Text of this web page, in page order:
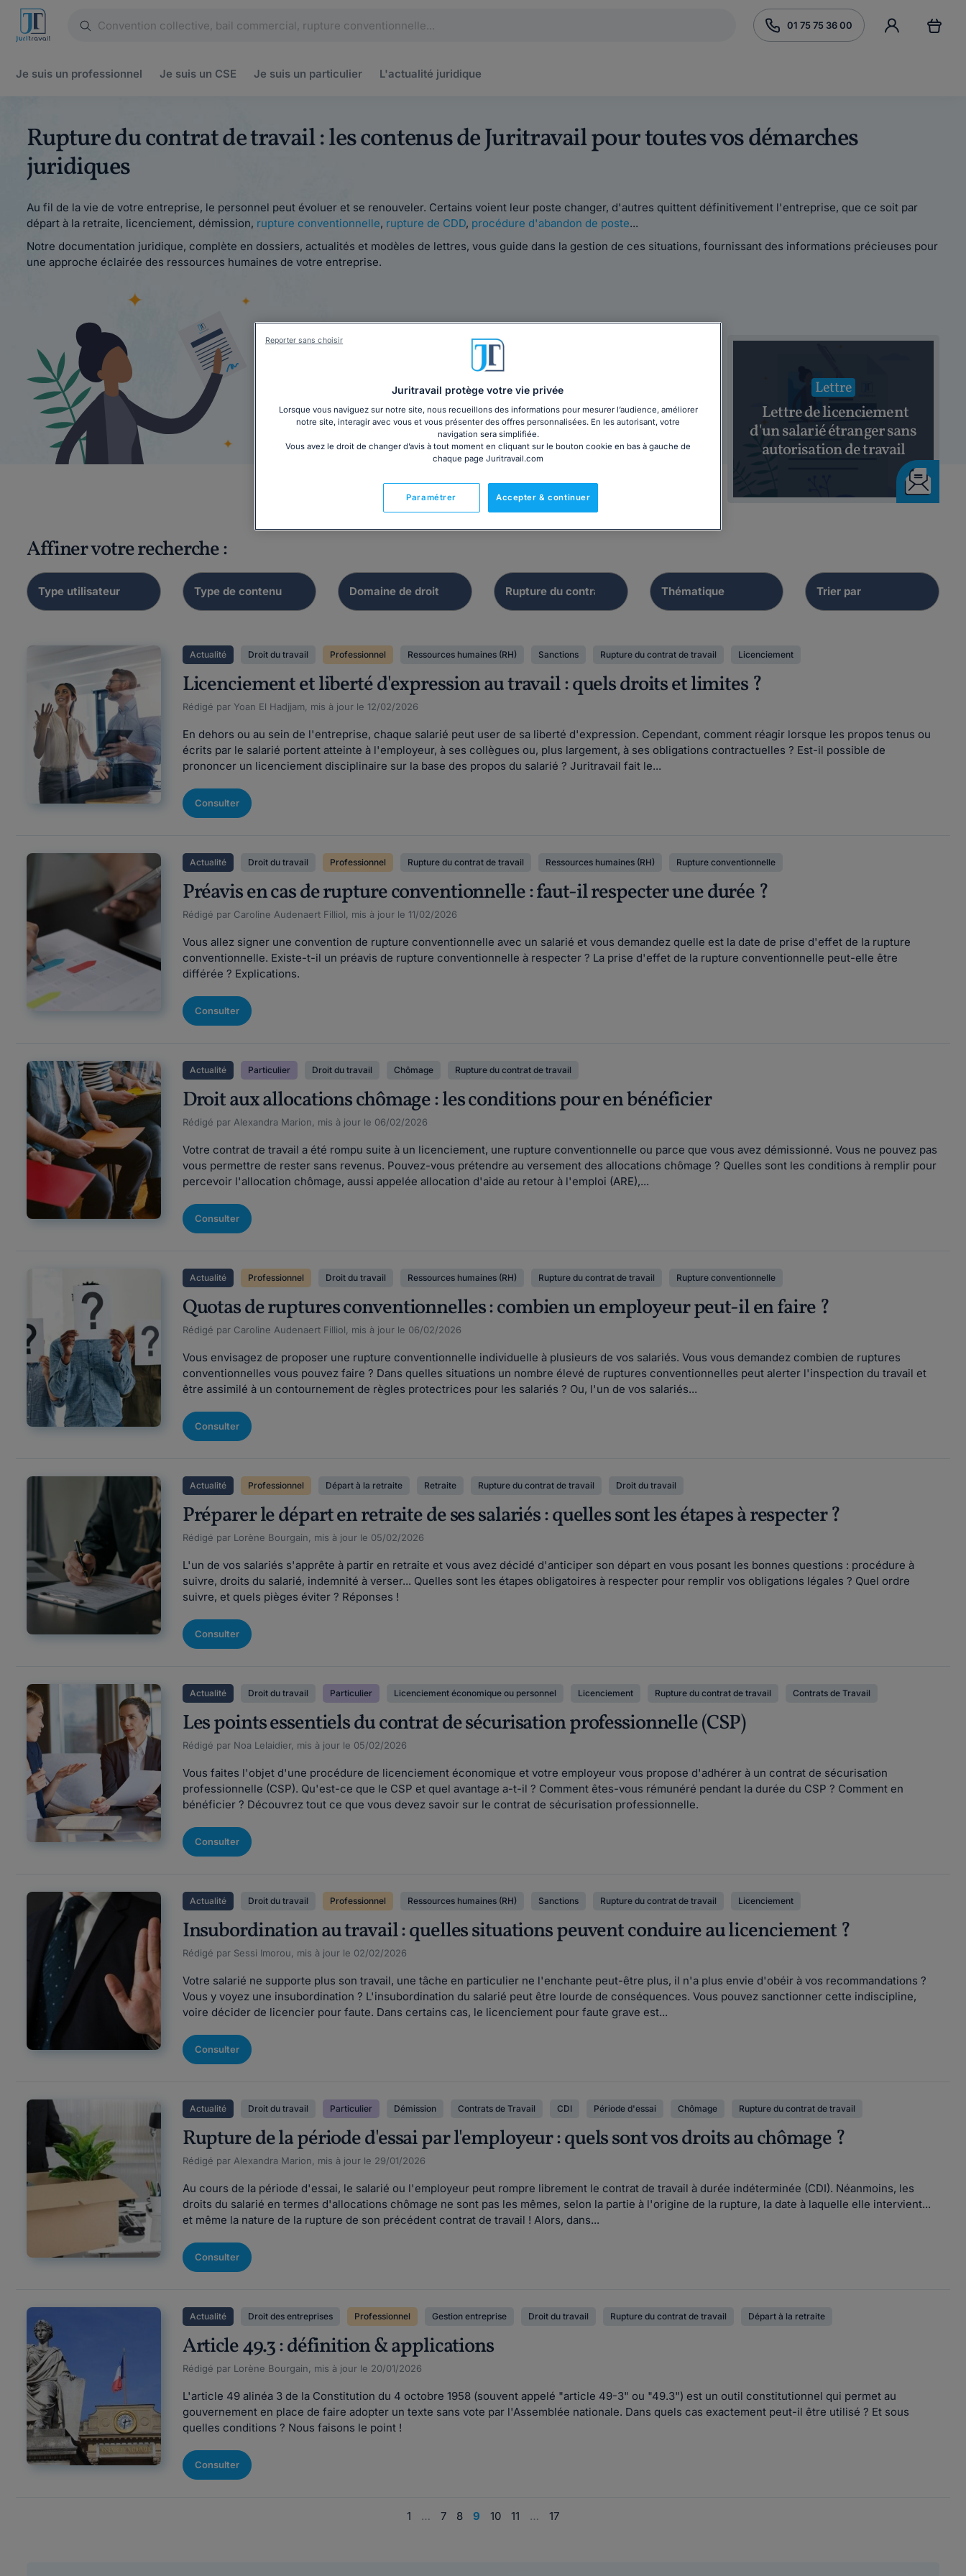
01 75 75 36 00
Je suis un professionnel Je suis un CSE Je suis un particulier L'actualité juridique
Rupture du contrat de travail : les contenus de Juritravail pour toutes vos démarches
juridiques
Au fil de la vie de votre entreprise, le personnel peut évoluer et se renouveler. Certains voient leur poste changer, d'autres quittent définitivement l'entreprise, que ce soit par
départ à la retraite, licenciement, démission, rupture conventionnelle, rupture de CDD, procédure d'abandon de poste...
Notre documentation juridique, complète en dossiers, actualités et modèles de lettres, vous guide dans la gestion de ces situations, fournissant des informations précieuses pour
une approche éclairée des ressources humaines de votre entreprise.
Rupture conventionnelle :
étapes et indemnité
Procédure de
licenciement pour
inaptitude
Lettre
Lettre de licenciement
d'un salarié étranger sans
autorisation de travail
Affiner votre recherche :
Actualité Droit du travail Professionnel Ressources humaines (RH) Sanctions Rupture du contrat de travail Licenciement
Licenciement et liberté d'expression au travail : quels droits et limites ?
Rédigé par Yoan El Hadjjam, mis à jour le 12/02/2026
En dehors ou au sein de l'entreprise, chaque salarié peut user de sa liberté d'expression. Cependant, comment réagir lorsque les propos tenus ou
écrits par le salarié portent atteinte à l'employeur, à ses collègues ou, plus largement, à ses obligations contractuelles ? Est-il possible de
prononcer un licenciement disciplinaire sur la base des propos du salarié ? Juritravail fait le...
Consulter
Actualité Droit du travail Professionnel Rupture du contrat de travail Ressources humaines (RH) Rupture conventionnelle
Préavis en cas de rupture conventionnelle : faut-il respecter une durée ?
Rédigé par Caroline Audenaert Filliol, mis à jour le 11/02/2026
Vous allez signer une convention de rupture conventionnelle avec un salarié et vous demandez quelle est la date de prise d'effet de la rupture
conventionnelle. Existe-t-il un préavis de rupture conventionnelle à respecter ? La prise d'effet de la rupture conventionnelle peut-elle être
différée ? Explications.
Consulter
Actualité Particulier Droit du travail Chômage Rupture du contrat de travail
Droit aux allocations chômage : les conditions pour en bénéficier
Rédigé par Alexandra Marion, mis à jour le 06/02/2026
Votre contrat de travail a été rompu suite à un licenciement, une rupture conventionnelle ou parce que vous avez démissionné. Vous ne pouvez pas
vous permettre de rester sans revenus. Pouvez-vous prétendre au versement des allocations chômage ? Quelles sont les conditions à remplir pour
percevoir l'allocation chômage, aussi appelée allocation d'aide au retour à l'emploi (ARE),...
Consulter
Actualité Professionnel Droit du travail Ressources humaines (RH) Rupture du contrat de travail Rupture conventionnelle
Quotas de ruptures conventionnelles : combien un employeur peut-il en faire ?
Rédigé par Caroline Audenaert Filliol, mis à jour le 06/02/2026
Vous envisagez de proposer une rupture conventionnelle individuelle à plusieurs de vos salariés. Vous vous demandez combien de ruptures
conventionnelles vous pouvez faire ? Dans quelles situations un nombre élevé de ruptures conventionnelles peut alerter l'inspection du travail et
être assimilé à un contournement de règles protectrices pour les salariés ? Ou, l'un de vos salariés...
Consulter
Actualité Professionnel Départ à la retraite Retraite Rupture du contrat de travail Droit du travail
Préparer le départ en retraite de ses salariés : quelles sont les étapes à respecter ?
Rédigé par Lorène Bourgain, mis à jour le 05/02/2026
L'un de vos salariés s'apprête à partir en retraite et vous avez décidé d'anticiper son départ en vous posant les bonnes questions : procédure à
suivre, droits du salarié, indemnité à verser... Quelles sont les étapes obligatoires à respecter pour remplir vos obligations légales ? Quel ordre
suivre, et quels pièges éviter ? Réponses !
Consulter
Actualité Droit du travail Particulier Licenciement économique ou personnel Licenciement Rupture du contrat de travail Contrats de Travail
Les points essentiels du contrat de sécurisation professionnelle (CSP)
Rédigé par Noa Lelaidier, mis à jour le 05/02/2026
Vous faites l'objet d'une procédure de licenciement économique et votre employeur vous propose d'adhérer à un contrat de sécurisation
professionnelle (CSP). Qu'est-ce que le CSP et quel avantage a-t-il ? Comment êtes-vous rémunéré pendant la durée du CSP ? Comment en
bénéficier ? Découvrez tout ce que vous devez savoir sur le contrat de sécurisation professionnelle.
Consulter
Actualité Droit du travail Professionnel Ressources humaines (RH) Sanctions Rupture du contrat de travail Licenciement
Insubordination au travail : quelles situations peuvent conduire au licenciement ?
Rédigé par Sessi Imorou, mis à jour le 02/02/2026
Votre salarié ne supporte plus son travail, une tâche en particulier ne l'enchante peut-être plus, il n'a plus envie d'obéir à vos recommandations ?
Vous y voyez une insubordination ? L'insubordination du salarié peut être lourde de conséquences. Vous pouvez sanctionner cette indiscipline,
voire décider de licencier pour faute. Dans certains cas, le licenciement pour faute grave est...
Consulter
Actualité Droit du travail Particulier Démission Contrats de Travail CDI Période d'essai Chômage Rupture du contrat de travail
Rupture de la période d'essai par l'employeur : quels sont vos droits au chômage ?
Rédigé par Alexandra Marion, mis à jour le 29/01/2026
Au cours de la période d'essai, le salarié ou l'employeur peut rompre librement le contrat de travail à durée indéterminée (CDI). Néanmoins, les
droits du salarié en termes d'allocations chômage ne sont pas les mêmes, selon la partie à l'origine de la rupture, la date à laquelle elle intervient...
et même la nature de la rupture de son précédent contrat de travail ! Alors, dans...
Consulter
Actualité Droit des entreprises Professionnel Gestion entreprise Droit du travail Rupture du contrat de travail Départ à la retraite
Article 49.3 : définition & applications
Rédigé par Lorène Bourgain, mis à jour le 20/01/2026
L'article 49 alinéa 3 de la Constitution du 4 octobre 1958 (souvent appelé "article 49-3" ou "49.3") est un outil constitutionnel qui permet au
gouvernement en place de faire adopter un texte sans vote par l'Assemblée nationale. Dans quels cas exactement peut-il être utilisé ? Et sous
quelles conditions ? Nous faisons le point !
Consulter
1 … 7 8 9 10 11 … 17
Juritravail protège votre vie privée
Lorsque vous naviguez sur notre site, nous recueillons des informations pour mesurer l’audience, améliorer
notre site, interagir avec vous et vous présenter des offres personnalisées. En les autorisant, votre
navigation sera simplifiée.
Vous avez le droit de changer d’avis à tout moment en cliquant sur le bouton cookie en bas à gauche de
chaque page Juritravail.com
Accepter & continuer
Paramétrer
Reporter sans choisir